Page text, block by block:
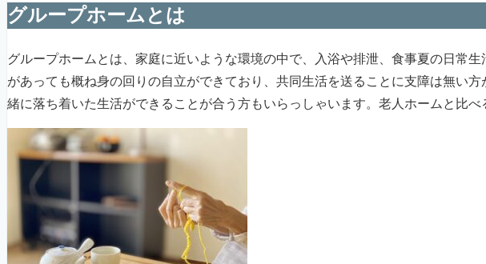
グループホームとは
グループホームとは、家庭に近いような環境の中で、入浴や排泄、食事夏の日常
があっても概ね身の回りの自立ができており、共同生活を送ることに支障は無い
緒に落ち着いた生活ができることが合う方もいらっしゃいます。老人ホームと比